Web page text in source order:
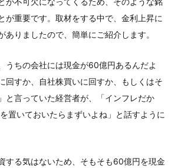
が重要です。取材をする中で、金利上昇に
ありましたので、簡単にご紹介します。
うちの会社には現金が60億円あるんだよ
回すか、自社株買いに回すか、もしくはそ
と言っていた経営者が、「インフレだか
置いておいたらまずいよね」と話すように
する気はないため、そもそも60億円を現金